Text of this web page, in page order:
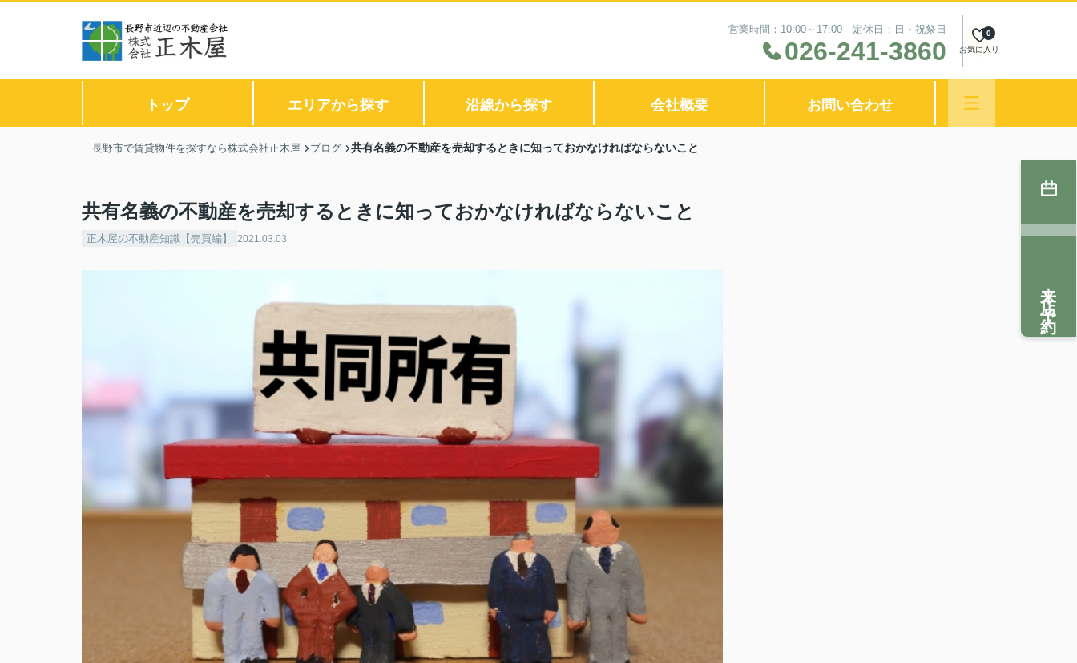
営業時間：10:00～17:00 定休日：日・祝祭日
026-241-3860 お気に入り
0
トップ エリアから探す 沿線から探す 会社概要 お問い合わせ
｜長野市で賃貸物件を探すなら株式会社正木屋 ブログ 共有名義の不動産を売却するときに知っておかなければならないこと
共有名義の不動産を売却するときに知っておかなければならないこと
正木屋の不動産知識【売買編】 2021.03.03
来店予約